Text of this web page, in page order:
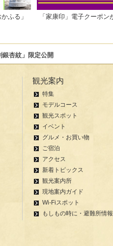
ふる」
銀杏紋」限定公開
観光案内
特集
モデルコース
観光スポット
イベント
グルメ・お買い物
ご宿泊
アクセス
新着トピックス
観光案内所
現地案内ガイド
Wi-Fiスポット
もしもの時に・避難所情報